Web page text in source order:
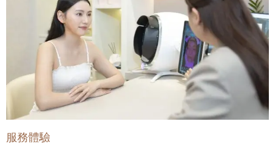
服務體驗